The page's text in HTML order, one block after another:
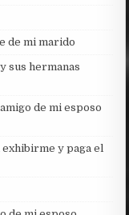
de mi marido
sus hermanas
de mi esposo
exhibirme y paga el